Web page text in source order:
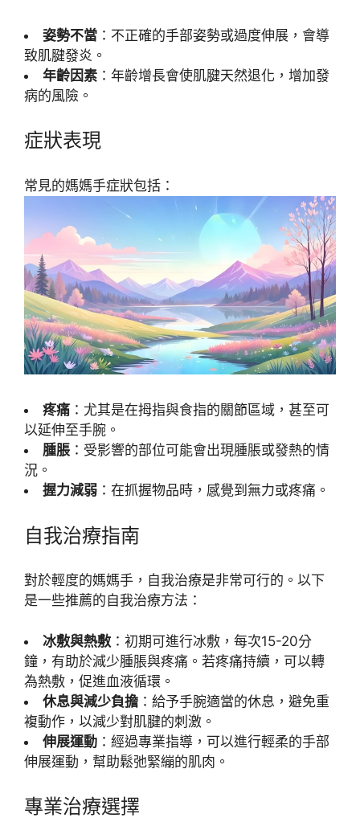
姿勢不當 ：不正確的手部姿勢或過度伸展，會導
致肌腱發炎。
年齡因素 ：年齡增長會使肌腱天然退化，增加發
病的風險。
症狀表現
常見的媽媽手症狀包括：
疼痛 ：尤其是在拇指與食指的關節區域，甚至可
以延伸至手腕。
腫脹 ：受影響的部位可能會出現腫脹或發熱的情
況。
握力減弱 ：在抓握物品時，感覺到無力或疼痛。
自我治療指南
對於輕度的媽媽手，自我治療是非常可行的。以下
是一些推薦的自我治療方法：
冰敷與熱敷 ：初期可進行冰敷，每次15-20分
鐘，有助於減少腫脹與疼痛。若疼痛持續，可以轉
為熱敷，促進血液循環。
休息與減少負擔 ：給予手腕適當的休息，避免重
複動作，以減少對肌腱的刺激。
伸展運動 ：經過專業指導，可以進行輕柔的手部
伸展運動，幫助鬆弛緊繃的肌肉。
專業治療選擇